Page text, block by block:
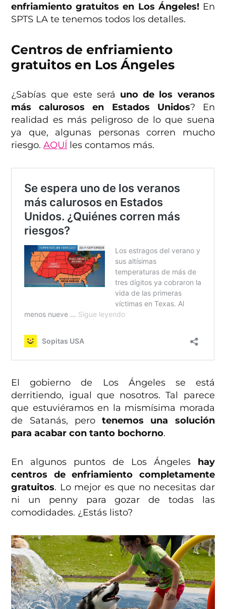
enfriamiento gratuitos en Los Ángeles!En
SPTS LA te tenemos todos los detalles.
Centros de enfriamiento
gratuitos en Los Ángeles
¿Sabías que este será uno de los veranos
más calurosos en Estados Unidos? En
realidad es más peligroso de lo que suena
ya que, algunas personas corren mucho
riesgo.AQUÍ les contamos más.
El gobierno de Los Ángeles se está
derritiendo, igual que nosotros. Tal parece
que estuviéramos en la mismísima morada
de Satanás, perotenemos una solución
para acabar con tanto bochorno.
En algunos puntos de Los Ángeleshay
centros de enfriamiento completamente
gratuitos. Lo mejor es que no necesitas dar
ni un penny para gozar de todas las
comodidades. ¿Estás listo?